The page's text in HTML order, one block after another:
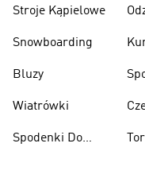
Stroje Kąpielowe
Snowboarding
Bluzy
Wiatrówki
Spodenki Do